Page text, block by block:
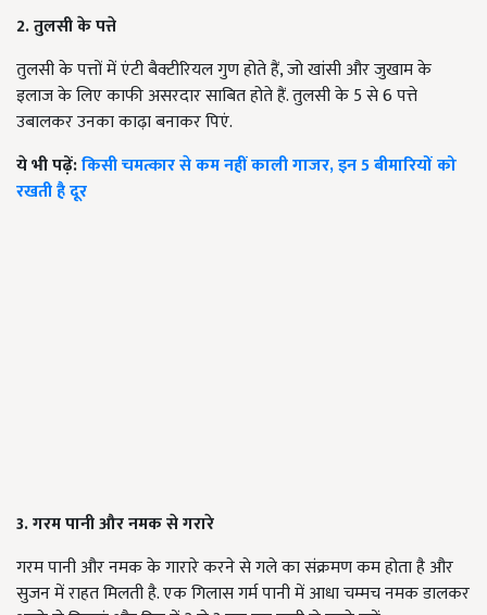
2. तुलसी के पत्ते
तुलसी के पत्तों में एंटी बैक्टीरियल गुण होते हैं, जो खांसी और जुखाम के
इलाज के लिए काफी असरदार साबित होते हैं. तुलसी के 5 से 6 पत्ते
उबालकर उनका काढ़ा बनाकर पिएं.
ये भी पढ़ें:किसी चमत्कार से कम नहीं काली गाजर, इन 5 बीमारियों को
रखती है दूर
3. गरम पानी और नमक से गरारे
गरम पानी और नमक के गारारे करने से गले का संक्रमण कम होता है और
सुजन में राहत मिलती है. एक गिलास गर्म पानी में आधा चम्मच नमक डालकर